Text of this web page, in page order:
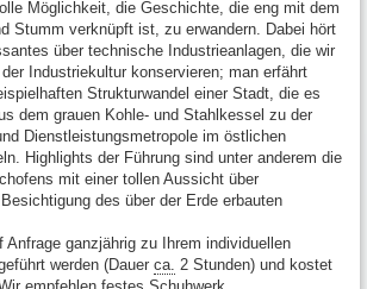
Möglichkeit, die Geschichte, die eng mit dem
Stumm verknüpft ist, zu erwandern. Dabei hört
über technische Industrieanlagen, die wir
Industriekultur konservieren; man erfährt
Strukturwandel einer Stadt, die es
dem grauen Kohle- und Stahlkessel zu der
Dienstleistungsmetropole im östlichen
Highlights der Führung sind unter anderem die
mit einer tollen Aussicht über
des über der Erde erbauten
Anfrage ganzjährig zu Ihrem individuellen
werden (Dauer ca. 2 Stunden) und kostet